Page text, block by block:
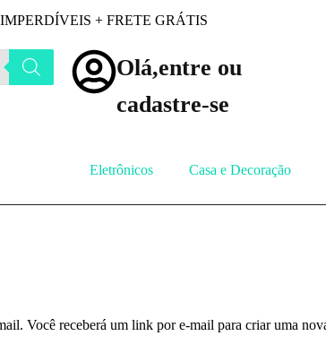
+ FRETE GRÁTIS
Olá,entre ou
cadastre-se
Eletrônicos Casa e Decoração
Você receberá um link por e-mail para criar uma